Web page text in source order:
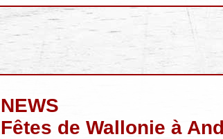
NEWS
Fêtes de Wallonie à